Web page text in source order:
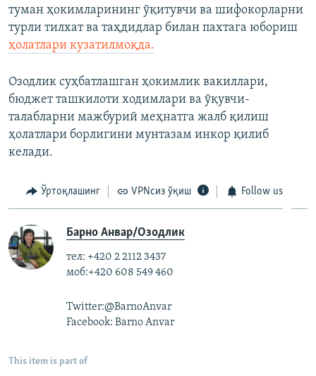
туман ҳокимларининг ўқитувчи ва шифокорларни
турли тилхат ва таҳдидлар билан пахтага юбориш
ҳолатлари кузатилмоқда.
Озодлик суҳбатлашган ҳокимлик вакиллари,
бюджет ташкилоти ходимлари ва ўқувчи-
талабларни мажбурий меҳнатга жалб қилиш
ҳолатлари борлигини мунтазам инкор қилиб
келади.
Ўртоқлашинг VPNсиз ўқиш Follow us
Барно Анвар/Озодлик
тел: +420 2 2112 3437
моб:+420 608 549 460
Twitter:@BarnoAnvar
Facebook: Barno Anvar
This item is part of